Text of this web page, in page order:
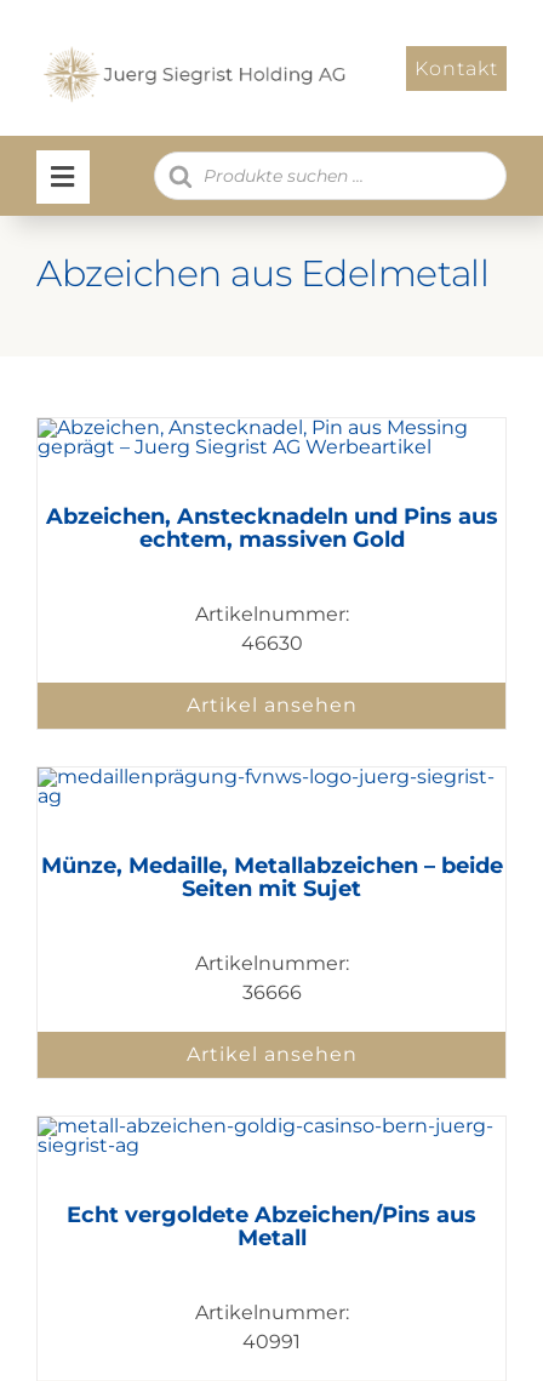
springen
Kontakt
Products
search
Abzeichen aus Edelmetall
Abzeichen, Anstecknadeln und Pins aus
echtem, massiven Gold
Artikelnummer:
46630
Artikel ansehen
Münze, Medaille, Metallabzeichen – beide
Seiten mit Sujet
Artikelnummer:
36666
Artikel ansehen
Echt vergoldete Abzeichen/Pins aus
Metall
Artikelnummer:
40991